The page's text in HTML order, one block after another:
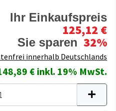
Ihr Einkaufspreis
125,12 €
Sie sparen 32%
innerhalb Deutschlands
€ inkl. 19% MwSt.